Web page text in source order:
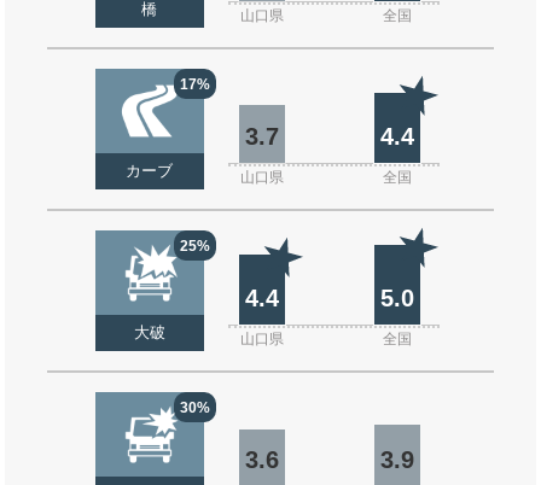
橋 山口県 全国
17%
カーブ
3.7 4.4
山口県 全国
25%
大破
4.4 5.0
山口県 全国
30%
3.6 3.9